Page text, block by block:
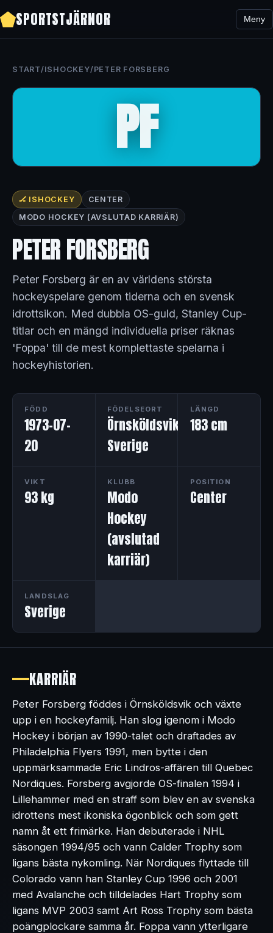
SPORTSTJÄRNOR Meny
START/ISHOCKEY/PETER FORSBERG
PF
🏒 ISHOCKEY
CENTER
MODO HOCKEY (AVSLUTAD KARRIÄR)
PETER FORSBERG
Peter Forsberg är en av världens största
hockeyspelare genom tiderna och en svensk
idrottsikon. Med dubbla OS-guld, Stanley Cup-
titlar och en mängd individuella priser räknas
'Foppa' till de mest komplettaste spelarna i
hockeyhistorien.
FÖDD
1973-07-
20
FÖDELSEORT
Örnsköldsvik,
Sverige
LÄNGD
183 cm
VIKT
93 kg
KLUBB
Modo
Hockey
(avslutad
karriär)
POSITION
Center
LANDSLAG
Sverige
KARRIÄR
Peter Forsberg föddes i Örnsköldsvik och växte
upp i en hockeyfamilj. Han slog igenom i Modo
Hockey i början av 1990-talet och draftades av
Philadelphia Flyers 1991, men bytte i den
uppmärksammade Eric Lindros-affären till Quebec
Nordiques. Forsberg avgjorde OS-finalen 1994 i
Lillehammer med en straff som blev en av svenska
idrottens mest ikoniska ögonblick och som gett
namn åt ett frimärke. Han debuterade i NHL
säsongen 1994/95 och vann Calder Trophy som
ligans bästa nykomling. När Nordiques flyttade till
Colorado vann han Stanley Cup 1996 och 2001
med Avalanche och tilldelades Hart Trophy som
ligans MVP 2003 samt Art Ross Trophy som bästa
poängplockare samma år. Foppa vann ytterligare